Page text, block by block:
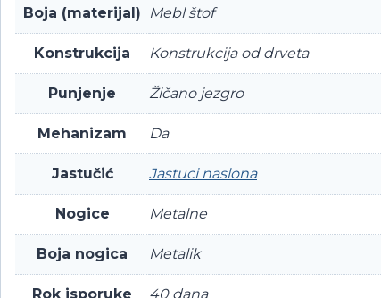
Boja (materijal) Mebl štof
Konstrukcija Konstrukcija od drveta
Punjenje Žičano jezgro
Mehanizam Da
Jastučić Jastuci naslona
Nogice Metalne
Boja nogica Metalik
Rok isporuke 40 dana